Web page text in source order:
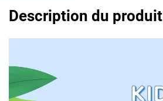
Description du produit